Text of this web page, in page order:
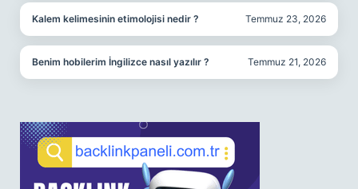
Kalem kelimesinin etimolojisi nedir ? Temmuz 23, 2026
Benim hobilerim İngilizce nasıl yazılır ? Temmuz 21, 2026